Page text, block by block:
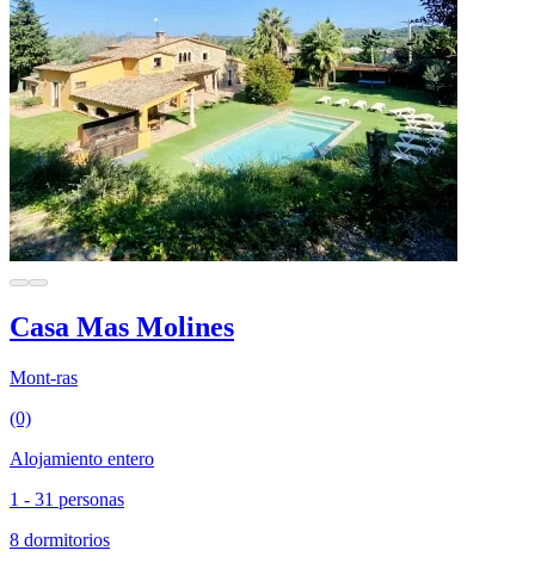
Casa Mas Molines
Mont-ras
(0)
Alojamiento entero
1 - 31 personas
8 dormitorios